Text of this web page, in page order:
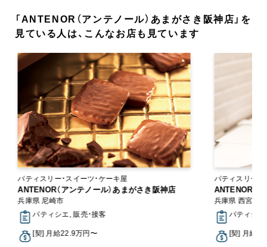
「ANTENOR（アンテノール）あまがさき阪神店」を
見ている人は、こんなお店も見ています
パティスリー・スイーツ・ケーキ屋
ANTENOR（アンテノール）あまがさき阪神店
兵庫県 尼崎市
パティシエ, 販売・接客
[契] 月給22.9万円〜
パティスリー・
ANTENOR（
兵庫県 西宮市
パティシエ
[契] 月給